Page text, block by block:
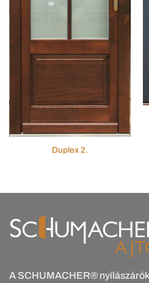
Duplex 2.
A SCHUMACHER®